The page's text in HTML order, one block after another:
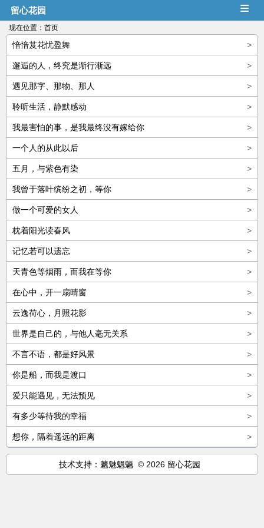
留心花园 ≡
现在位置： 首页
>
愔愔芨花忧盈舞
>
邂逅的人，终究是渐行渐远
>
遇见那字、那物、那人
>
聆听生活，静默感动
>
我最害怕的事，是我最终没有嫁给你
>
一个人的从此以后
>
五月，与紫色有染
>
我曾于落叶缤纷之初，等你
>
做一个可爱的女人
>
枕着阳光读春风
>
记忆若可以遗忘
>
天青色等烟雨，而我在等你
>
在心中，开一扇晴窗
>
云逸荷心，月照花影
>
世界是自己的，与他人毫无关系
>
不言不语，都是好风景
>
你是船，而我是渡口
>
爱只能遇见，无法预见
>
有多少等待我的幸福
>
想你，隔着遥远的距离
技术支持：魑魅魍魉 © 2026 留心花园